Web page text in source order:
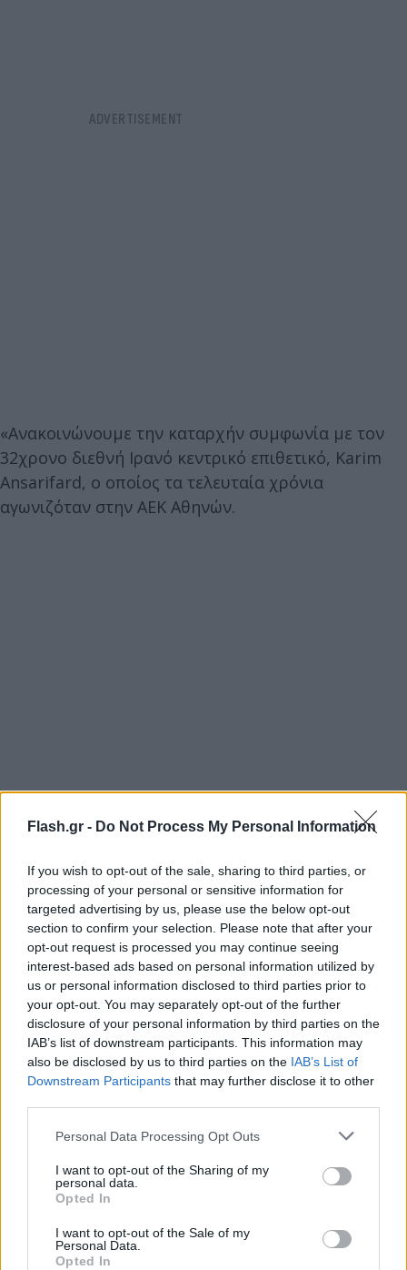
Flash.gr - Do Not Process My Personal Information
If you wish to opt-out of the sale, sharing to third parties, or
processing of your personal or sensitive information for
targeted advertising by us, please use the below opt-out
section to confirm your selection. Please note that after your
opt-out request is processed you may continue seeing
interest-based ads based on personal information utilized by
us or personal information disclosed to third parties prior to
your opt-out. You may separately opt-out of the further
disclosure of your personal information by third parties on the
IAB’s list of downstream participants. This information may
also be disclosed by us to third parties on the IAB’s List of
Downstream Participants that may further disclose it to other
Please note that this website/app uses one or more Google
not limited to your visit or usage behaviour. You may click to
grant or deny consent to Google and its third-party tags to
use your data for below specified purposes in below Google
consent section.
Personal Data Processing Opt Outs
I want to opt-out of the Sharing of my
personal data.
Opted In
I want to opt-out of the Sale of my
Personal Data.
Opted In
«Ανακοινώνουμε την καταρχήν συμφωνία με τον
32χρονο διεθνή Ιρανό κεντρικό επιθετικό, Karim
Ansarifard, ο οποίος τα τελευταία χρόνια
αγωνιζόταν στην ΑΕΚ Αθηνών.
Το συμβόλαιο συνεργασίας είναι διάρκειας 2+1
χρόνια. Ο Karim Ansarifard αγωνίστηκε, επίσης,
στον Ολυμπιακό Πειραιώς, με τον οποίο στέφθηκε
πρωταθλητής και έπαιξε στους ομίλους του UEFA
Europa League, διοργάνωση στην οποία
συμμετείχε και κατά τη θητεία του στην ΑΕΚ